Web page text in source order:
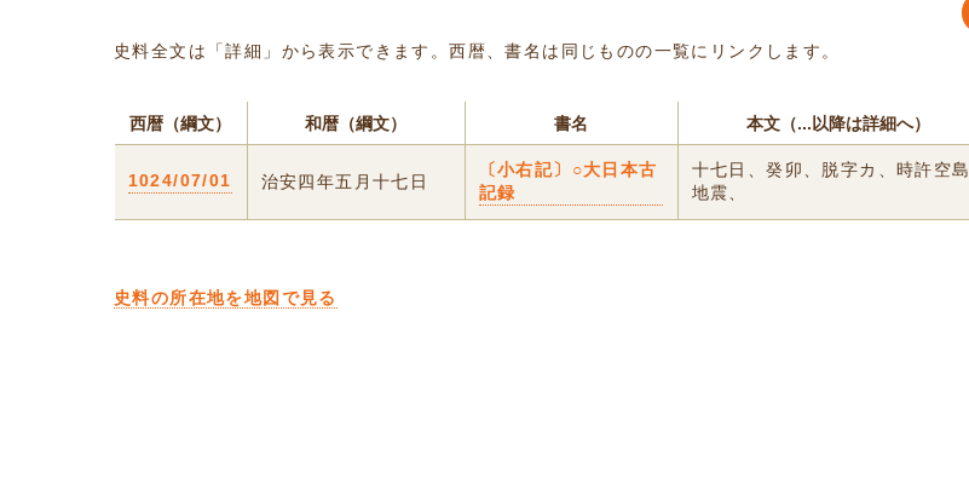
史料全文は「詳細」から表示できます。西暦、書名は同じものの一覧にリンクします。
西暦（綱文） 和暦（綱文） 書名 本文（...以降は詳細へ）
1024/07/01 治安四年五月十七日
〔小右記〕○大日本古
記録
十七日、癸卯、脱字カ、時許空島
地震、
史料の所在地を地図で見る